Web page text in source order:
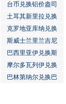
台币兑换铝价盎司
土耳其新里拉兑换
克罗地亚库纳兑换
斯威士兰里兰吉尼
巴西里亚伊兑换斯
摩尔多瓦列伊兑换
巴林第纳尔兑换巴